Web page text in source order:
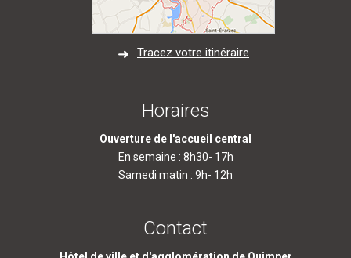
Tracez votre itinéraire
Horaires
Ouverture de l'accueil central
En semaine : 8h30- 17h
Samedi matin : 9h- 12h
Contact